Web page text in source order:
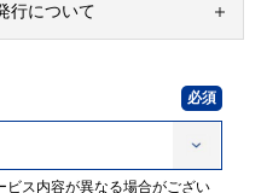
行について
ス内容が異なる場合がござい